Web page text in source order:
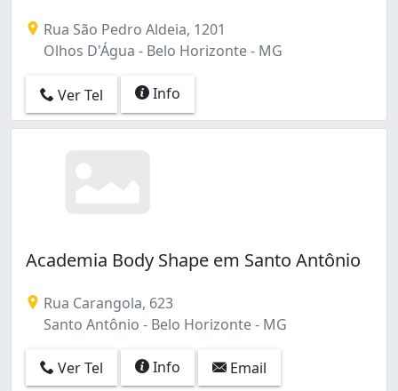
Rua São Pedro Aldeia, 1201
Olhos D'Água - Belo Horizonte - MG
Ver Tel Info
Academia Body Shape em Santo Antônio
Rua Carangola, 623
Santo Antônio - Belo Horizonte - MG
Ver Tel Info Email